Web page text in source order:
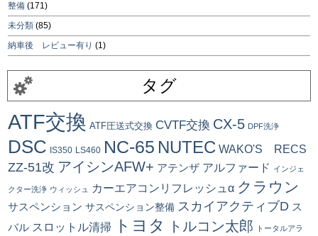
整備 (171)
未分類 (85)
納車後 レビュー有り (1)
タグ
ATF交換 ATF圧送式交換 CVTF交換 CX-5 DPF洗浄
DSC IS350 LS460 NC-65 NUTEC WAKO'S RECS
ZZ-51改 アイシンAFW+ アテンザ アルファード インジェ
クター洗浄 ウィッシュ カーエアコンリフレッシュα クラウン
サスペンション サスペンション整備 スカイアクティブD ス
バル スロットル清掃 トヨタ トルコン太郎 トータルアラ